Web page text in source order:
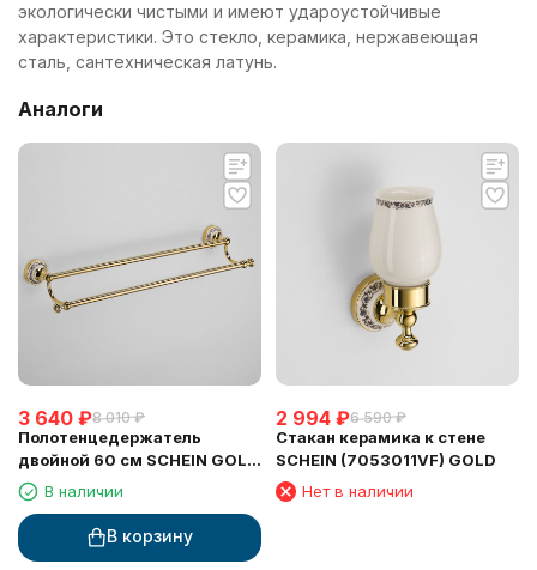
экологически чистыми и имеют удароустойчивые
характеристики. Это стекло, керамика, нержавеющая
сталь, сантехническая латунь.
Аналоги
3 640 ₽8 010 ₽
Полотенцедержатель
двойной 60 см SCHEIN GOLD
(7053040VF)
В наличии
В корзину
2 994 ₽6 590 ₽
Стакан керамика к стене
SCHEIN (7053011VF) GOLD
Нет в наличии